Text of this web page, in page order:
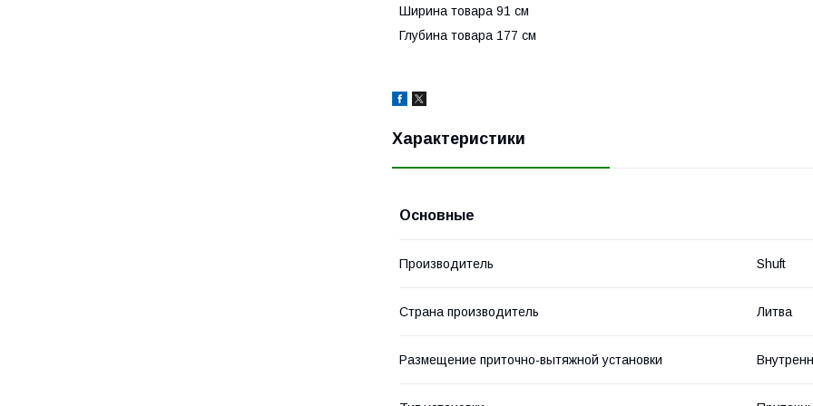
Ширина товара 91 см
Глубина товара 177 см
Характеристики
Основные
Производитель Shuft
Страна производитель Литва
Размещение приточно-вытяжной установки